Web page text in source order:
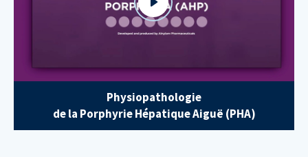
Physiopathologie
de la Porphyrie Hépatique Aiguë (PHA)